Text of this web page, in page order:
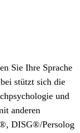
Sie Ihre Sprache
stützt sich die
und
anderen
DISG®/Persolog